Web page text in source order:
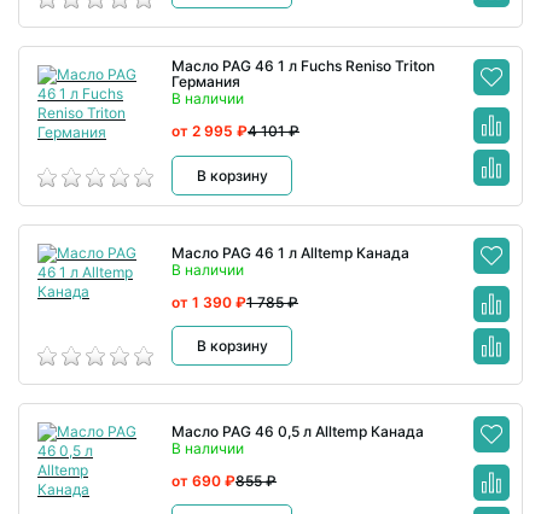
Масло PAG 46 1 л Fuchs Reniso Triton
Германия
В наличии
4 101 ₽
от 2 995 ₽
В корзину
Масло PAG 46 1 л Alltemp Канада
В наличии
1 785 ₽
от 1 390 ₽
В корзину
Масло PAG 46 0,5 л Alltemp Канада
В наличии
855 ₽
от 690 ₽